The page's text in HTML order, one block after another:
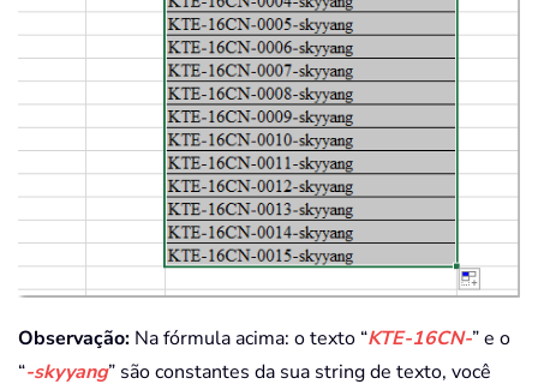
Observação: Na fórmula acima: o texto “KTE-16CN-” e o
“-skyyang” são constantes da sua string de texto, você